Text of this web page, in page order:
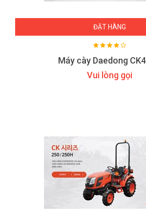
ĐẶT HÀNG
Máy cày Daedong
Vui lòng gọi